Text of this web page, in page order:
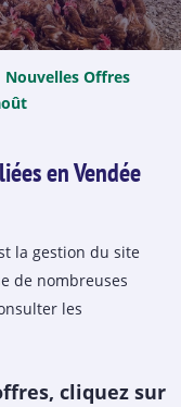
Nouvelles Offres
en Vendée
la gestion du site
de nombreuses
les
cliquez sur